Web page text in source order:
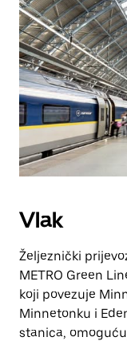
Vlak
Željeznički
METRO Green
koji povezuje
Minnetonku i
stanica,